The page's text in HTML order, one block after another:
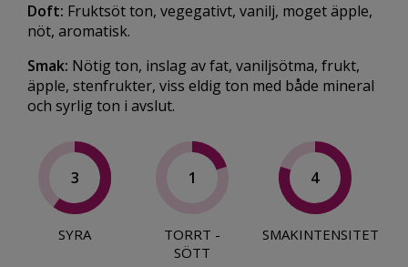
Doft: Fruktsöt ton, vegegativt, vanilj, moget äpple,
nöt, aromatisk.
Smak: Nötig ton, inslag av fat, vaniljsötma, frukt,
äpple, stenfrukter, viss eldig ton med både mineral
och syrlig ton i avslut.
3
SYRA
1
TORRT -
SÖTT
4
SMAKINTENSITET